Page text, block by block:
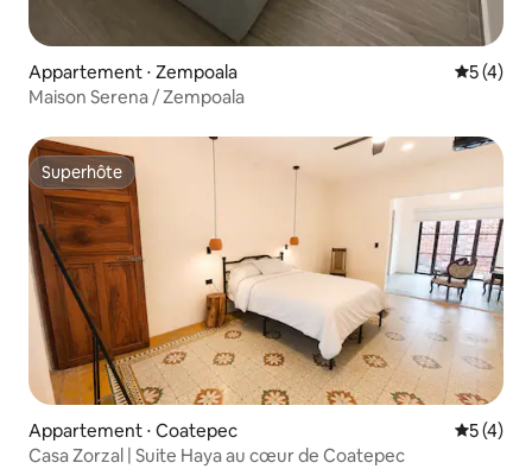
Appartement ⋅ Zempoala
5 (4)
Maison Serena / Zempoala
Superhôte
Superhôte
Appartement ⋅ Coatepec
5 (4)
Casa Zorzal | Suite Haya au cœur de Coatepec